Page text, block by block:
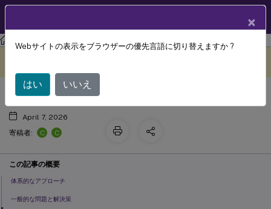
Citrix Virtual Apps and Desktops7 2511
トラブルシューティング
April 7, 2026
寄稿者:
C C
この記事の概要
体系的なアプローチ
一般的な問題と解決策
×
Webサイトの表示をブラウザーの優先言語に切り替えますか ?
はい いいえ